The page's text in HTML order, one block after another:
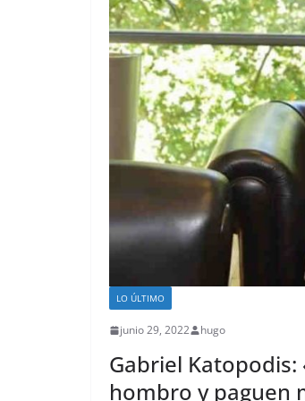
LO ÚLTIMO
junio 29, 2022 hugo
Gabriel
hombro y paguen